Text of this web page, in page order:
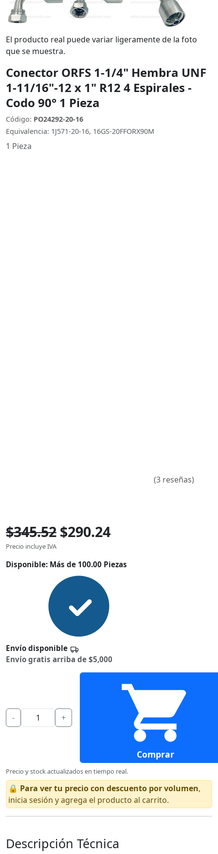
El producto real puede variar ligeramente de la foto
que se muestra.
Conector ORFS 1-1/4" Hembra UNF
1-11/16"-12 x 1" R12 4 Espirales -
Codo 90° 1 Pieza
Código: PO24292-20-16
Equivalencia: 1J571-20-16, 16GS-20FFORX90M
1 Pieza
(3 reseñas)
$345.52 $290.24
Precio incluye IVA
Disponible: Más de 100.00 Piezas
Envío disponible
Envío gratis arriba de $5,000
- +
Comprar
Precio y stock actualizados en tiempo real.
🔒 Para ver tu precio con descuento por volumen,
inicia sesión y agrega el producto al carrito.
Descripción Técnica